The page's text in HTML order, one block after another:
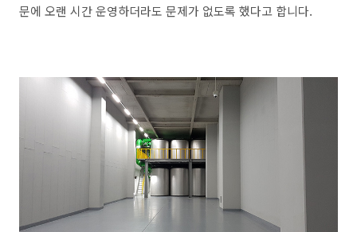
문에 오랜 시간 운영하더라도 문제가 없도록 했다고 합니다.